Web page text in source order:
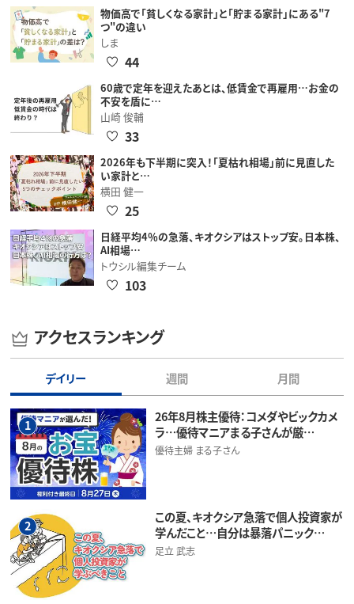
物価高で「貧しくなる家計」と「貯まる家計」にある"7
つ"の違い
しま
44
60歳で定年を迎えたあとは、低賃金で再雇用…お金の
不安を盾に…
山崎 俊輔
33
2026年も下半期に突入！「夏枯れ相場」前に見直した
い家計と…
横田 健一
25
日経平均4％の急落、キオクシアはストップ安。日本株、
AI相場…
トウシル編集チーム
103
アクセスランキング
デイリー 週間 月間
1
26年8月株主優待：コメダやビックカメ
ラ…優待マニアまる子さんが厳…
優待主婦 まる子さん
2
この夏、キオクシア急落で個人投資家が
学んだこと…自分は暴落パニック…
足立 武志